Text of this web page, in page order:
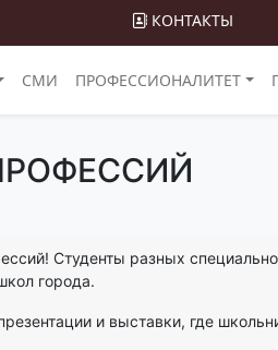
КОНТАКТЫ
СМИ ПРОФЕССИОНАЛИТЕТ
Студенты разных
города.
и выставки, где